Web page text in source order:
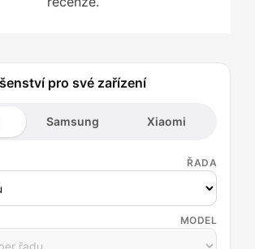
pro své zařízení
Samsung Xiaomi
ŘADA
MODEL